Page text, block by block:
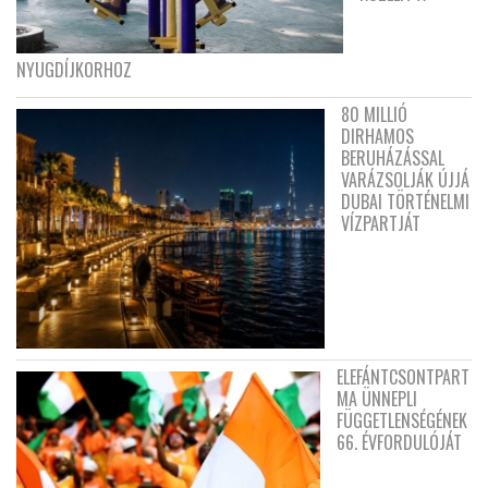
NYUGDÍJKORHOZ
80 MILLIÓ
DIRHAMOS
BERUHÁZÁSSAL
VARÁZSOLJÁK ÚJJÁ
DUBAI TÖRTÉNELMI
VÍZPARTJÁT
ELEFÁNTCSONTPART
MA ÜNNEPLI
FÜGGETLENSÉGÉNEK
66. ÉVFORDULÓJÁT